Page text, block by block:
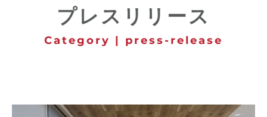
プレスリリース
Category | press-release